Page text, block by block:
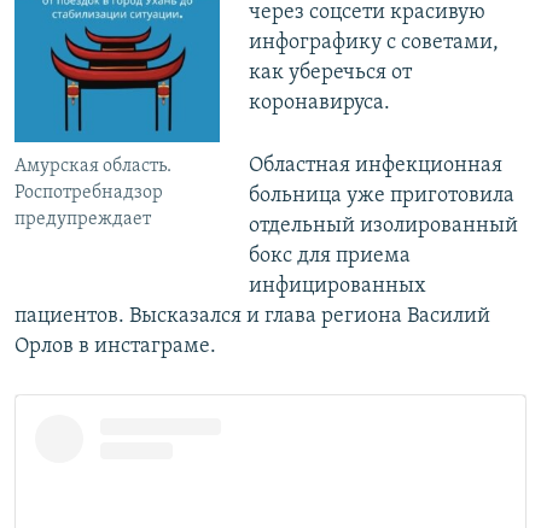
Амурская область.
Роспотребнадзор
предупреждает
через соцсети красивую
инфографику с советами,
как уберечься от
коронавируса.
Областная инфекционная
больница уже приготовила
отдельный изолированный
бокс для приема
инфицированных
пациентов. Высказался и глава региона Василий
Орлов в инстаграме.